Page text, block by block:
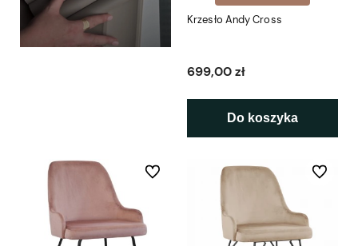
Krzesło Andy Cross
699,00 zł
Do koszyka
Do ulubionych Do